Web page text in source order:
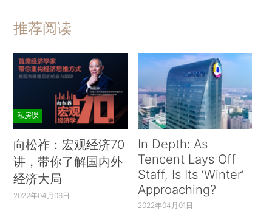
推荐阅读
私房课
向松祚：宏观经济70
讲，带你了解国内外
经济大局
2022年04月06日
In Depth: As
Tencent Lays Off
Staff, Is Its ‘Winter’
Approaching?
2022年04月01日